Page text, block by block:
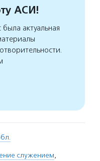
АСИ!
актуальная
служением,